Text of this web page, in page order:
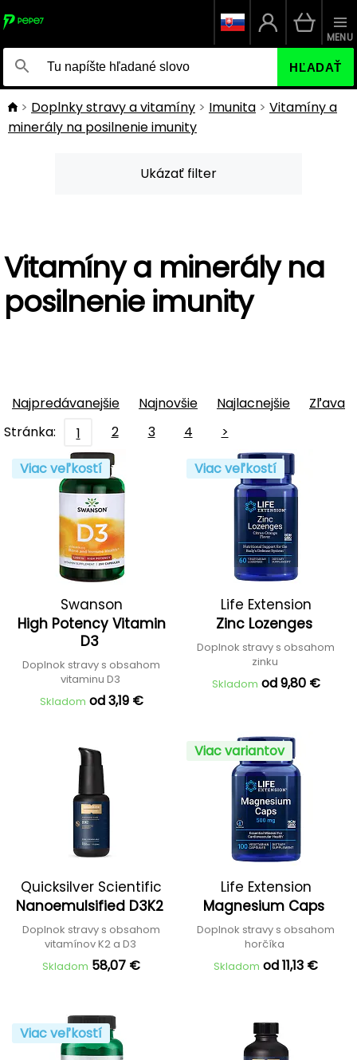
HĽADAŤ
MENU
Doplnky stravy a vitamíny Imunita
Vitamíny a
minerály na posilnenie imunity
Ukázať filter
Vitamíny a minerály na
posilnenie imunity
Najpredávanejšie Najnovšie Najlacnejšie
Zľava
Stránka:
1 2 3 4
>
Viac veľkostí
Swanson
High Potency Vitamin
D3
Doplnok stravy s obsahom
vitaminu D3
Skladom od 3,19 €
Viac veľkostí
Life Extension
Zinc Lozenges
Doplnok stravy s obsahom
zinku
Skladom od 9,80 €
Quicksilver Scientific
Nanoemulsified D3K2
Doplnok stravy s obsahom
vitamínov K2 a D3
Skladom 58,07 €
Viac variantov
Life Extension
Magnesium Caps
Doplnok stravy s obsahom
horčíka
Skladom od 11,13 €
Viac veľkostí